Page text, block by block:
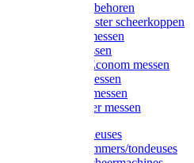
Messen toebehoren
Moser & Oster scheerkoppen
Hauptner messen
Liscop messen
Aesculap/Econom messen
Heiniger messen
Constanta messen
FarmClipper messen
Moser tondeuses
Overige trimmers/tondeuses